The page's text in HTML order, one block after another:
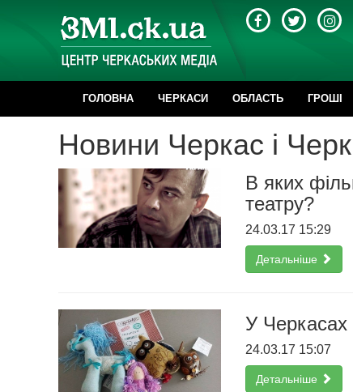
ГОЛОВНА ЧЕРКАСИ ОБЛАСТЬ ГРОШІ
Новини Черкас і
В яких
театру?
24.03.17 15:29
Детальніше
У Черкасах
24.03.17 15:07
Детальніше